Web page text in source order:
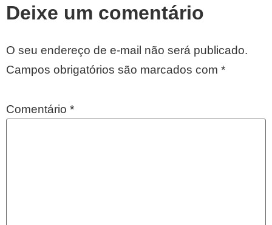
Deixe um comentário
O seu endereço de e-mail não será publicado.
Campos obrigatórios são marcados com *
Comentário *